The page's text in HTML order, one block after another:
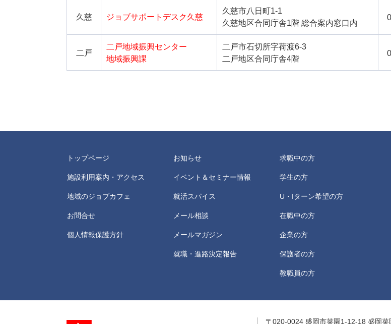
久慈 ジョブサポートデスク久慈
久慈市八日町1-1
久慈地区合同庁舎1階 総合案内窓口内
二戸
二戸地域振興センター
地域振興課
二戸市石切所字荷渡6-3
二戸地区合同庁舎4階
トップページ
施設利用案内・アクセス
地域のジョブカフェ
お問合せ
個人情報保護方針
お知らせ
イベント＆セミナー情報
就活スパイス
メール相談
メールマガジン
就職・進路決定報告
求職中の方
学生の方
U・Iターン希望の方
在職中の方
企業の方
保護者の方
教職員の方
〒020-0024 盛岡市菜園1-12-18 盛岡